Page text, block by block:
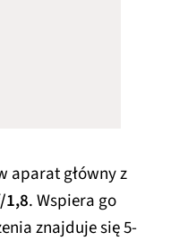
aparat główny z
1,8. Wspiera go
znajduje się 5-